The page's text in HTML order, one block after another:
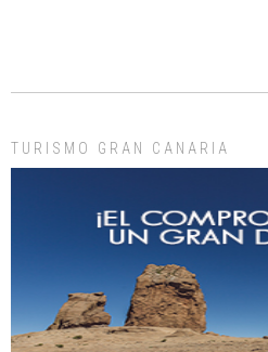
días, ella incluida...
Gato manso encontrado
Este gato macho ha aparecido en la calle
manso y extremadamente cari...
TURISMO GRAN CANARIA